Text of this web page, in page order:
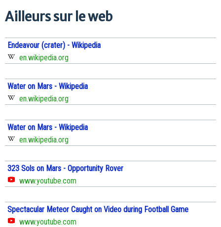
Ailleurs sur le web
Endeavour (crater) - Wikipedia
en.wikipedia.org
Water on Mars - Wikipedia
en.wikipedia.org
Water on Mars - Wikipedia
en.wikipedia.org
323 Sols on Mars - Opportunity Rover
www.youtube.com
Spectacular Meteor Caught on Video during Football Game
www.youtube.com